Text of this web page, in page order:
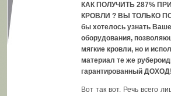
КАК ПОЛУЧИТЬ 287%
КРОВЛИ ? ВЫ ТОЛЬКО
бы хотелось узнать
оборудования,
мягкие кровли, но и
материал те же
гарантированный ДОХОД!
Вот так вот. Речь всего